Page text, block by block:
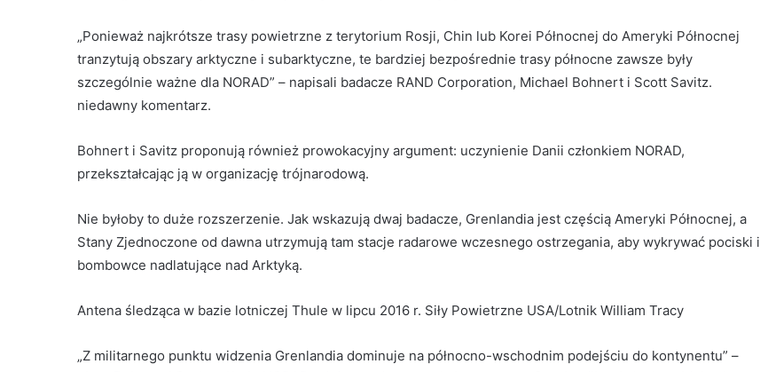
„Ponieważ najkrótsze trasy powietrzne z terytorium Rosji, Chin lub Korei Północnej do Ameryki Północnej
tranzytują obszary arktyczne i subarktyczne, te bardziej bezpośrednie trasy północne zawsze były
szczególnie ważne dla NORAD” – napisali badacze RAND Corporation, Michael Bohnert i Scott Savitz.
niedawny komentarz.
Bohnert i Savitz proponują również prowokacyjny argument: uczynienie Danii członkiem NORAD,
przekształcając ją w organizację trójnarodową.
Nie byłoby to duże rozszerzenie. Jak wskazują dwaj badacze, Grenlandia jest częścią Ameryki Północnej, a
Stany Zjednoczone od dawna utrzymują tam stacje radarowe wczesnego ostrzegania, aby wykrywać pociski i
bombowce nadlatujące nad Arktyką.
Antena śledząca w bazie lotniczej Thule w lipcu 2016 r. Siły Powietrzne USA/Lotnik William Tracy
„Z militarnego punktu widzenia Grenlandia dominuje na północno-wschodnim podejściu do kontynentu” –